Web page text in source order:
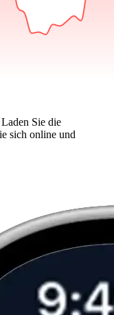
Sie die
sich online und